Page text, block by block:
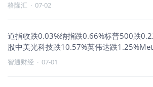
格隆汇 · 07-02
道指收跌0.03%纳指跌0.66%标普500跌
股中美光科技跌10.57%英伟达跌1.25%Met
智通财经 · 07-01